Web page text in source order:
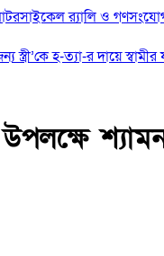
র‍্যালি ও
হ-ত্যা-র দায়ে